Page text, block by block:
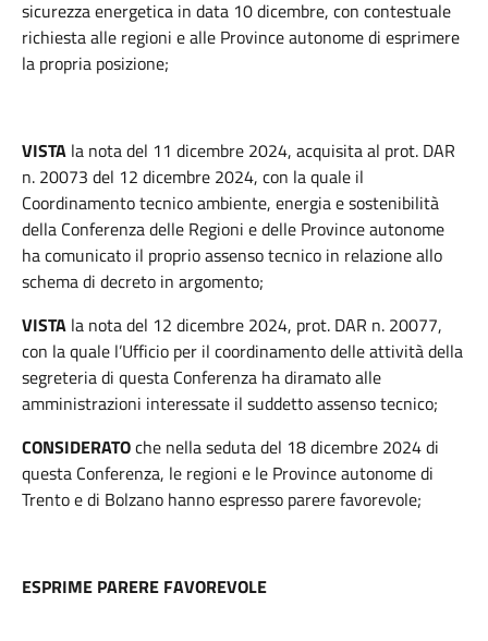
sicurezza energetica in data 10 dicembre, con contestuale
richiesta alle regioni e alle Province autonome di esprimere
la propria posizione;
VISTA la nota del 11 dicembre 2024, acquisita al prot. DAR
n. 20073 del 12 dicembre 2024, con la quale il
Coordinamento tecnico ambiente, energia e sostenibilità
della Conferenza delle Regioni e delle Province autonome
ha comunicato il proprio assenso tecnico in relazione allo
schema di decreto in argomento;
VISTA la nota del 12 dicembre 2024, prot. DAR n. 20077,
con la quale l’Ufficio per il coordinamento delle attività della
segreteria di questa Conferenza ha diramato alle
amministrazioni interessate il suddetto assenso tecnico;
CONSIDERATOche nella seduta del 18 dicembre 2024 di
questa Conferenza, le regioni e le Province autonome di
Trento e di Bolzano hanno espresso parere favorevole;
ESPRIME PARERE FAVOREVOLE